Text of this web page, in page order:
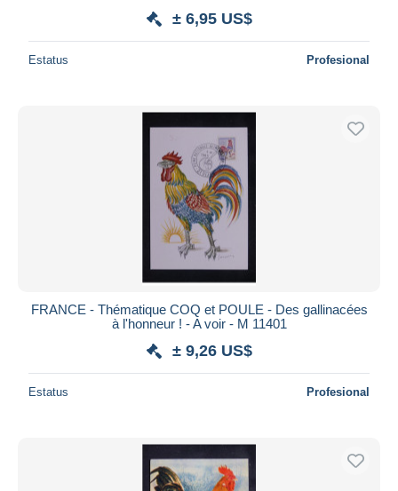
± 6,95 US$
Estatus Profesional
FRANCE - Thématique COQ et POULE - Des gallinacées
à l'honneur ! - A voir - M 11401
± 9,26 US$
Estatus Profesional